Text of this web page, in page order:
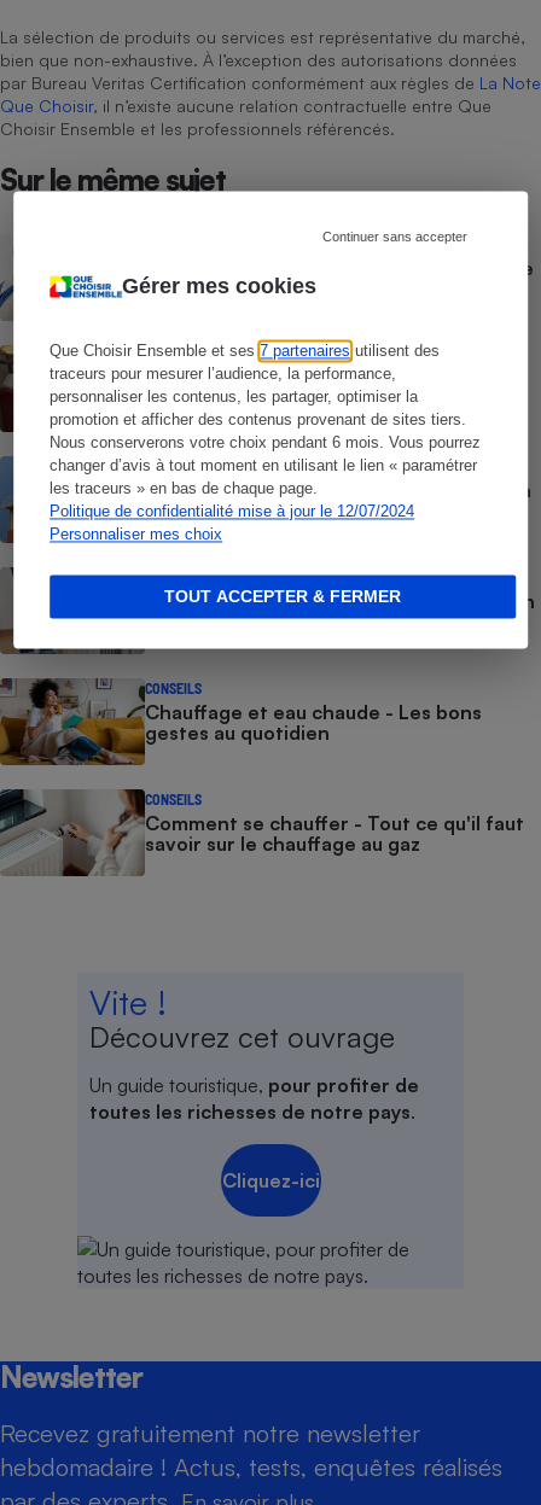
Gérer mes cookies
Que Choisir Ensemble et ses7 partenaires utilisent des
traceurs pour mesurer l’audience, la performance,
personnaliser les contenus, les partager, optimiser la
promotion et afficher des contenus provenant de sites tiers.
Nous conserverons votre choix pendant 6 mois. Vous pourrez
changer d’avis à tout moment en utilisant le lien « paramétrer
les traceurs » en bas de chaque page.
Politique de confidentialité mise à jour le 12/07/2024
Personnaliser mes choix
Continuer sans accepter
TOUT ACCEPTER & FERMER
La sélection de produits ou services est représentative du marché,
bien que non-exhaustive. À l’exception des autorisations données
par Bureau Veritas Certification conformément aux règles de La Note
Que Choisir, il n’existe aucune relation contractuelle entre Que
Choisir Ensemble et les professionnels référencés.
Sur le même sujet
ACTION QUE CHOISIR ENSEMBLE
Sortie du chauffage au gaz - L’absence de
planification rendra des millions de
ACTUALITÉ
Chauffage au bois - Le stockage de
granulés, source d’intoxication au
monoxyde de carbone ?
CONSEILS
Rénovation énergétique - Comment bien
isoler son logement
CONSEILS
Chauffage et eau chaude - Tour d’horizon
des différents équipements
CONSEILS
Chauffage et eau chaude - Les bons
gestes au quotidien
CONSEILS
Comment se chauffer - Tout ce qu'il faut
savoir sur le chauffage au gaz
Vite !
Découvrez cet ouvrage
Un guide touristique, pour profiter de
toutes les richesses de notre pays.
Cliquez-ici
Newsletter
Recevez gratuitement notre newsletter
hebdomadaire ! Actus, tests, enquêtes réalisés